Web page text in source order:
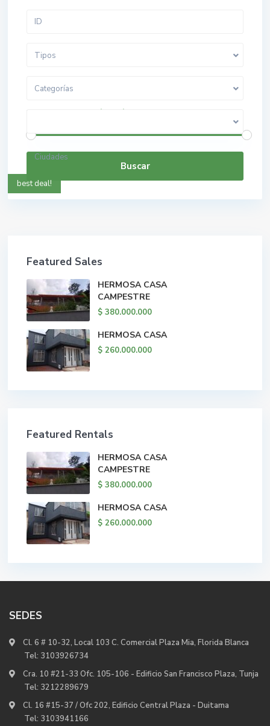
Tipos
Categorías
Rango de precios: $ 0 a $ 5.000.000.000
Ciudades
Buscar
best deal!
Featured Sales
HERMOSA CASA
CAMPESTRE
$ 380.000.000
HERMOSA CASA
$ 260.000.000
Featured Rentals
HERMOSA CASA
CAMPESTRE
$ 380.000.000
HERMOSA CASA
$ 260.000.000
SEDES
Cl. 6 # 10-32, Local 103 C. Comercial Plaza Mia, Florida Blanca
Tel: 3103926734
Cra. 10 #21-33 Ofc. 105-106 - Edificio San Francisco Plaza, Tunja
Tel: 3212289679
Cl. 16 #15-37 / Ofc 202, Edificio Central Plaza - Duitama
Tel: 3103941166